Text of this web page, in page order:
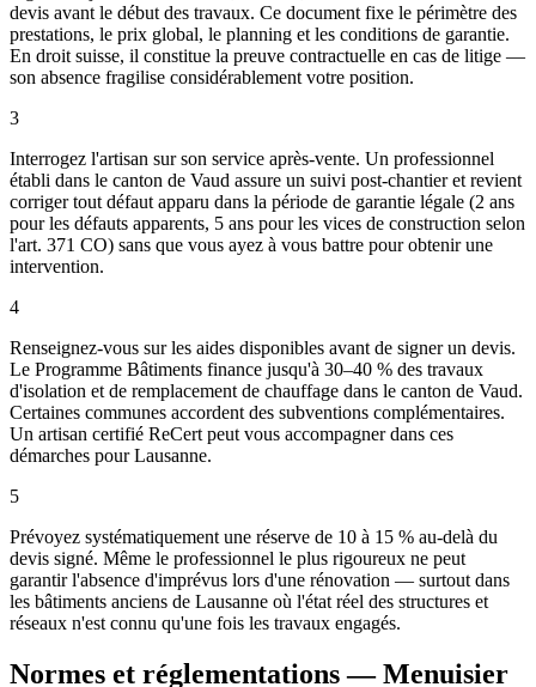
devis avant le début des travaux. Ce document fixe le périmètre des
prestations, le prix global, le planning et les conditions de garantie.
En droit suisse, il constitue la preuve contractuelle en cas de litige —
son absence fragilise considérablement votre position.
3
Interrogez l'artisan sur son service après-vente. Un professionnel
établi dans le canton de Vaud assure un suivi post-chantier et revient
corriger tout défaut apparu dans la période de garantie légale (2 ans
pour les défauts apparents, 5 ans pour les vices de construction selon
l'art. 371 CO) sans que vous ayez à vous battre pour obtenir une
intervention.
4
Renseignez-vous sur les aides disponibles avant de signer un devis.
Le Programme Bâtiments finance jusqu'à 30–40 % des travaux
d'isolation et de remplacement de chauffage dans le canton de Vaud.
Certaines communes accordent des subventions complémentaires.
Un artisan certifié ReCert peut vous accompagner dans ces
démarches pour Lausanne.
5
Prévoyez systématiquement une réserve de 10 à 15 % au-delà du
devis signé. Même le professionnel le plus rigoureux ne peut
garantir l'absence d'imprévus lors d'une rénovation — surtout dans
les bâtiments anciens de Lausanne où l'état réel des structures et
réseaux n'est connu qu'une fois les travaux engagés.
Normes et réglementations — Menuisier